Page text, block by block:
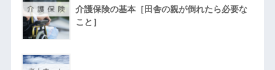
介護保険の基本［田舎の親が倒れたら必要な
こと］